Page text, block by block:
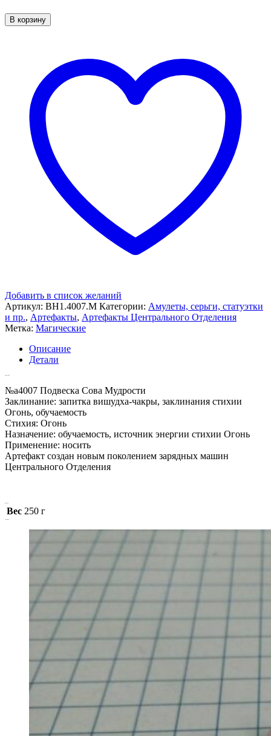
В корзину
Добавить в список желаний
Артикул: ВН1.4007.М Категории: Амулеты, серьги, статуэтки
и пр., Артефакты, Артефакты Центрального Отделения
Метка: Магические
Описание
Детали
№a4007 Подвеска Сова Мудрости
Заклинание: запитка вишудха-чакры, заклинания стихии
Огонь, обучаемость
Стихия: Огонь
Назначение: обучаемость, источник энергии стихии Огонь
Применение: носить
Артефакт создан новым поколением зарядных машин
Центрального Отделения
Вес 250 г